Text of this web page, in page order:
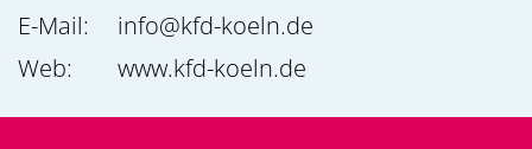
E-Mail:
info@kfd-koeln.de
Web:
www.kfd-koeln.de